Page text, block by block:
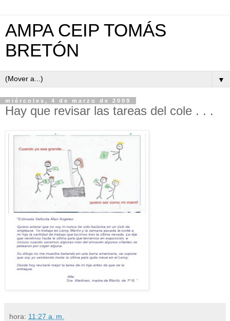
AMPA CEIP TOMÁS
BRETÓN
▼
miércoles, 4 de marzo de 2009
Hay que revisar las tareas del cole . . .
hora: 11:27 a. m.